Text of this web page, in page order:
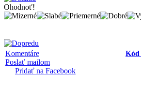
Ohodnoť!
Komentáre
Poslať mailom
Pridať na Facebook
Kód